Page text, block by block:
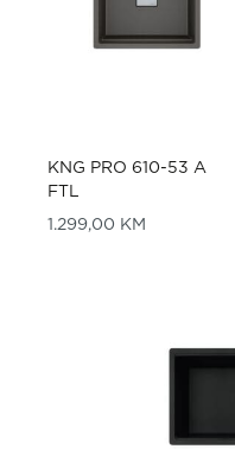
KNG PRO 610-53 A
FTL
1.299,00 KM